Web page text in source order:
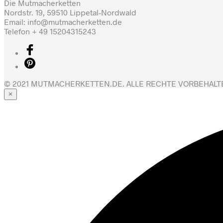
Die Mutmacherketten
Nordstr. 19, 59510 Lippetal-Nordwald
Email: info@mutmacherketten.de
Telefon + 49 15204315243
© 2021 MUTMACHERKETTEN.DE. ALLE RECHTE
×